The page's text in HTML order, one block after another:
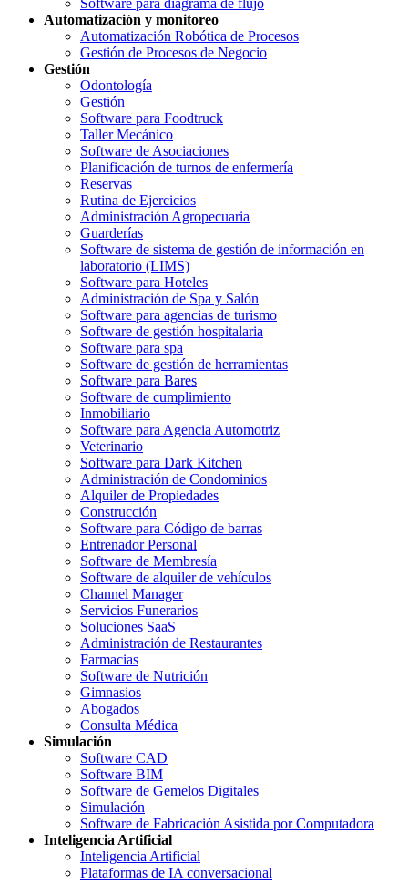
Software para diagrama de flujo
Automatización y monitoreo
Automatización Robótica de Procesos
Gestión de Procesos de Negocio
Gestión
Odontología
Gestión
Software para Foodtruck
Taller Mecánico
Software de Asociaciones
Planificación de turnos de enfermería
Reservas
Rutina de Ejercicios
Administración Agropecuaria
Guarderías
Software de sistema de gestión de información en
laboratorio (LIMS)
Software para Hoteles
Administración de Spa y Salón
Software para agencias de turismo
Software de gestión hospitalaria
Software para spa
Software de gestión de herramientas
Software para Bares
Software de cumplimiento
Inmobiliario
Software para Agencia Automotriz
Veterinario
Software para Dark Kitchen
Administración de Condominios
Alquiler de Propiedades
Construcción
Software para Código de barras
Entrenador Personal
Software de Membresía
Software de alquiler de vehículos
Channel Manager
Servicios Funerarios
Soluciones SaaS
Administración de Restaurantes
Farmacias
Software de Nutrición
Gimnasios
Abogados
Consulta Médica
Simulación
Software CAD
Software BIM
Software de Gemelos Digitales
Simulación
Software de Fabricación Asistida por Computadora
Inteligencia Artificial
Inteligencia Artificial
Plataformas de IA conversacional